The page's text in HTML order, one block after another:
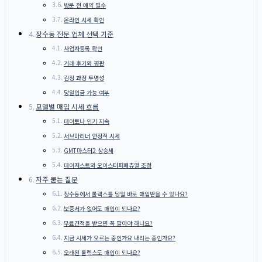
방문 전 예약 필수
온라인 시세 확인
장수동 전문 업체 선택 기준
사업자등록 확인
거래 후기와 평판
감정 과정 투명성
당일입금 가능 여부
모델별 매입 시세 흐름
데이토나 인기 지속
서브마리너 안정적 시세
GMT마스터2 상승세
데이저스트와 오이스터퍼페츄얼 조정
자주 묻는 질문
장수동에서 롤렉스를 당일 바로 매입받을 수 있나요?
보증서가 없어도 매입이 되나요?
무료견적을 받으면 꼭 팔아야 하나요?
지금 시세가 오르는 중인가요 내리는 중인가요?
오래된 롤렉스도 매입이 되나요?